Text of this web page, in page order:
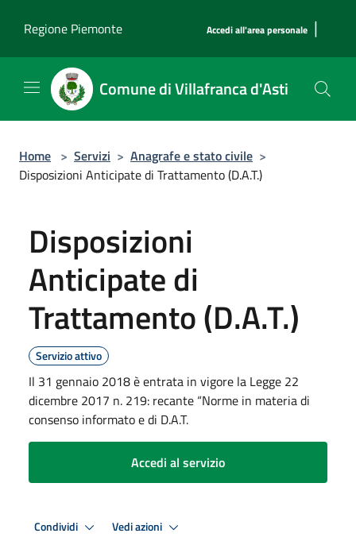
Regione Piemonte
Accedi all'area personale |
Comune di Villafranca d'Asti
Home > Servizi > Anagrafe e stato civile >
Disposizioni Anticipate di Trattamento (D.A.T.)
Disposizioni
Anticipate di
Trattamento (D.A.T.)
Servizio attivo
Il 31 gennaio 2018 è entrata in vigore la Legge 22
dicembre 2017 n. 219: recante “Norme in materia di
consenso informato e di D.A.T.
Accedi al servizio
Condividi Vedi azioni